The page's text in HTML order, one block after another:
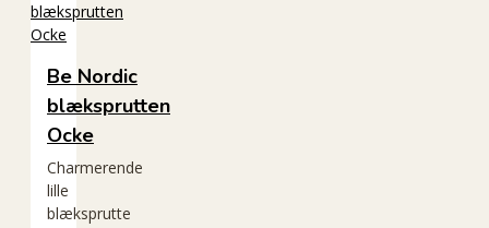
Be Nordic
blæksprutten
Ocke
Charmerende
lille
blæksprutte